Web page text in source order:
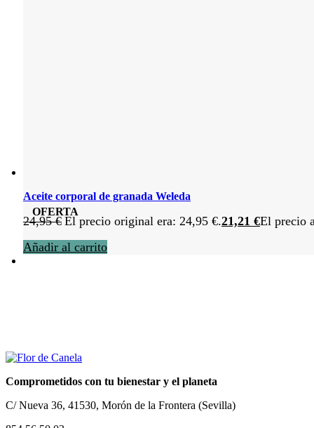
OFERTA
Aceite corporal de granada Weleda
24,95€ El precio original era: 24,95 €.21,21 €El precio
Añadir al carrito
Comprometidos con tu bienestar y el planeta
C/ Nueva 36, 41530, Morón de la Frontera (Sevilla)